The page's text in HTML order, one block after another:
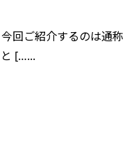
回ご紹介するのは通
[…...